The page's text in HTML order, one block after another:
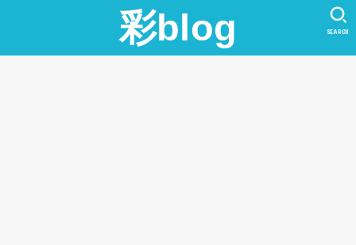
彩blog SEARCH